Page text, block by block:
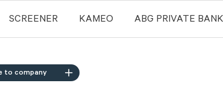
SCREENER KAMEO ABG PRIVATE
to company